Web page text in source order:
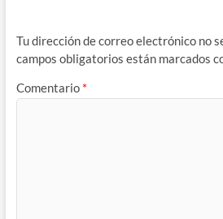
Tu dirección de correo electrónico no
campos obligatorios están marcados
Comentario *